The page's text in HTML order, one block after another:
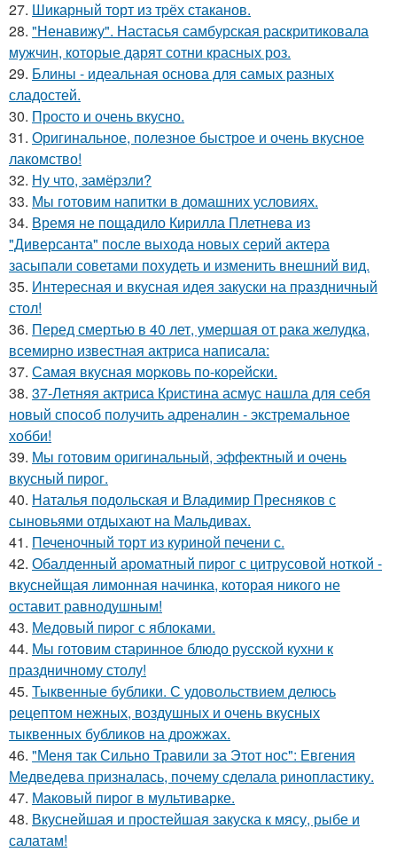
27. Шикарный торт из тpёх стаканов.
28. "Ненавижу". Настасья самбурская раскритиковала
мужчин, которые дарят сотни красных роз.
29. Блины - идеальная основа для самых разных
сладостей.
30. Просто и очень вкусно.
31. Оригинальное, полезное быстрое и очень вкусное
лакомство!
32. Ну что, замёрзли?
33. Мы готовим напитки в домашних условиях.
34. Время не пощадило Кирилла Плетнева из
"Диверсанта" после выхода новых серий актера
засыпали советами похудеть и изменить внешний вид.
35. Интересная и вкусная идея закуски на пpaздничный
стол!
36. Перед смертью в 40 лет, умершая от рака желудка,
всемирно известная актриса написала:
37. Самая вкусная моpковь по-коpейски.
38. 37-Летняя актриса Кристина асмус нашла для себя
новый способ получить адреналин - экстремальное
хобби!
39. Мы готовим оригинальный, эффектный и очень
вкусный пирог.
40. Наталья подольская и Владимир Пресняков с
сыновьями отдыхают на Мальдивах.
41. Печеночный торт из куриной печени с.
42. Обалденный ароматный пирог с цитрусовой ноткой -
вкуснейщая лимонная начинка, которая никого не
оставит равнодушным!
43. Медовый пиpог с яблоками.
44. Мы готовим старинное блюдо русской кухни к
праздничному столу!
45. Тыквенные бублики. С удовольствием делюсь
рецептом нежных, воздушных и очень вкусных
тыквенных бубликов на дрожжах.
46. "Меня так Сильно Травили за Этот нос": Евгения
Медведева призналась, почему сделала ринопластику.
47. Маковый пирог в мультиварке.
48. Вкуснейшая и простейшая закуска к мясу, рыбе и
салатам!